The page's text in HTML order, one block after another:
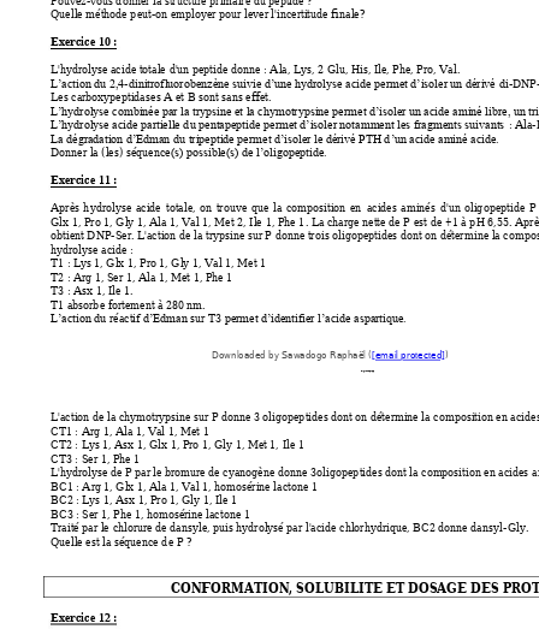
Quelle méthode peut-on employer pour lever l'incertitude finale?
Exercice 10 :
L'hydrolyse acide totale d'un peptide donne : Ala, Lys, 2 Glu, His, Ile, Phe, Pro, Val.
L’action du 2,4-dinitrofluorobenzène suivie d’une hydrolyse acide permet d’isoler un dérivé di-DNP
Les carboxypeptidases A et B sont sans effet.
L’hydrolyse combinée par la trypsine et la chymotrypsine permet d’isoler un acide aminé libre, un
L’hydrolyse acide partielle du pentapeptide permet d’isoler notamment les fragments suivants : Ala-
La dégradation d’Edman du tripeptide permet d’isoler le dérivé PTH d ’un acide aminé acide.
Donner la (les) séquence(s) possible(s) de l’oligopeptide.
Exercice 11 :
Après hydrolyse acide totale, on trouve que la composition en acides aminés d'un oligopeptide P
Glx 1, Pro 1, Gly 1, Ala 1, Val 1, Met 2, Ile 1, Phe 1. La charge nette de P est de +1 à pH 6,55.
obtient DNP-Ser. L'action de la trypsine sur P donne trois oligopeptides dont on détermine la
hydrolyse acide :
T1 : Lys 1, Glx 1, Pro 1, Gly 1, Val 1, Met 1
T2 : Arg 1, Ser 1, Ala 1, Met 1, Phe 1
T3 : Asx 1, Ile 1.
T1 absorbe fortement à 280 nm.
L’action du réactif d’Edman sur T3 permet d’identifier l’acide aspartique.
Downloaded by Sawadogo Raphaël ([email protected])
L'action de la chymotrypsine sur P donne 3 oligopeptides dont on détermine la composition en
CT1 : Arg 1, Ala 1, Val 1, Met 1
CT2 : Lys 1, Asx 1, Glx 1, Pro 1, Gly 1, Met 1, Ile 1
CT3 : Ser 1, Phe 1
L'hydrolyse de P par le bromure de cyanogène donne 3oligopeptides dont la composition en acides a
BC1 : Arg 1, Glx 1, Ala 1, Val 1, homosérine lactone 1
BC2 : Lys 1, Asx 1, Pro 1, Gly 1, Ile 1
BC3 : Ser 1, Phe 1, homosérine lactone 1
Traité par le chlorure de dansyle, puis hydrolysé par l'acide chlorhydrique, BC2 donne dansyl-Gly.
Quelle est la séquence de P ?
CONFORMATION, SOLUBILITE ET DOSAGE DES
Exercice 12 :